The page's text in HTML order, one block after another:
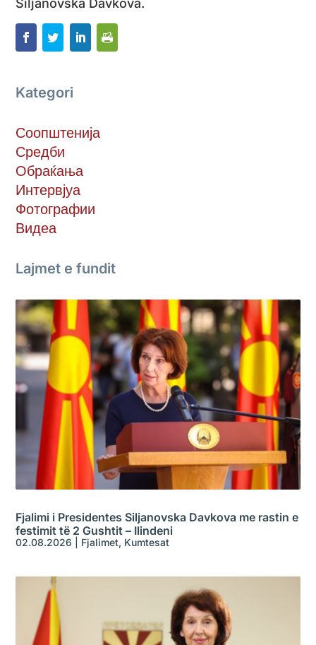
Siljanovska Davkova.
Kategori
Соопштенија
Средби
Обраќања
Интервјуа
Фотографии
Видеа
Lajmet e fundit
Fjalimi i Presidentes Siljanovska Davkova me rastin e
festimit të 2 Gushtit – Ilindeni
02.08.2026 Fjalimet, Kumtesat